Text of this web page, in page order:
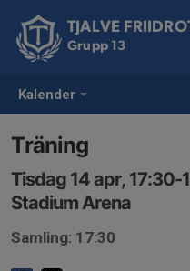
Kalender
TJALVE
Grupp 13
Träning
Tisdag 14 apr, 17:30-
Stadium Arena
Samling: 17:30